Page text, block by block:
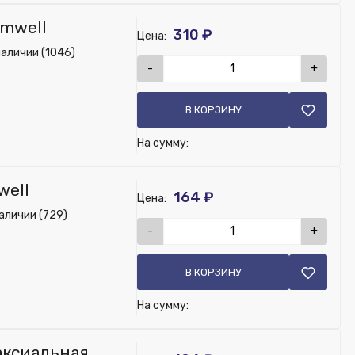
(1046)
Цена: 310 ₽
- +
В КОРЗИНУ
На сумму:
(729)
Цена: 164 ₽
- +
В КОРЗИНУ
На сумму: